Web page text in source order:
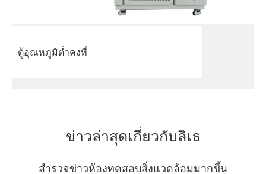
ตู้อุณหภูมิต่ำคงที่
ข่าวล่าสุดเกี่ยวกับลิเธ
สำรวจข่าวห้องทดสอบสิ่งแวดล้อมมากขึ้น